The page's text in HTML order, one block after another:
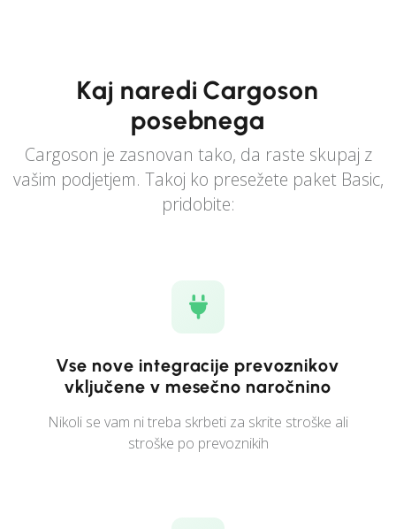
Kaj naredi Cargoson
posebnega
Cargoson je zasnovan tako, da raste skupaj z
vašim podjetjem. Takoj ko presežete paket Basic,
pridobite:
Vse nove integracije prevoznikov
vključene v mesečno naročnino
Nikoli se vam ni treba skrbeti za skrite stroške ali
stroške po prevoznikih